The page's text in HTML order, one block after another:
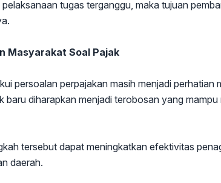
tugas terganggu, maka tujuan
Masyarakat Soal Pajak
persoalan perpajakan masih menjadi perhatian
baru diharapkan menjadi terobosan yang
tersebut dapat meningkatkan efektivitas
daerah.